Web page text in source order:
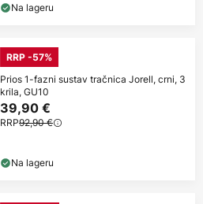
Na lageru
RRP -57%
Prios 1-fazni sustav tračnica Jorell, crni, 3
krila, GU10
39,90 €
RRP92,90 €
Na lageru